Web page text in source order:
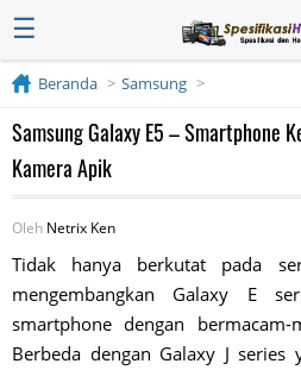
☰
Beranda Samsung
Samsung Galaxy E5 – Smartphone
Kamera Apik
Oleh Netrix Ken
Tidak hanya berkutat pada
mengembangkan Galaxy E
smartphone dengan bermacam-
Berbeda dengan Galaxy J series